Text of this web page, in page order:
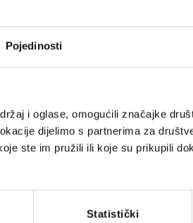
Pojedinosti
i oglase, omogućili značajke
dijelimo s partnerima za
ste im pružili ili koje su prikupili
Statistički